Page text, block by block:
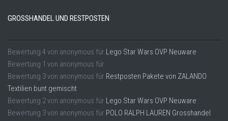
GROSSHANDEL UND RESTPOSTEN
Bewertung 4 von anonymous für Lego Star Wars OVP Neuware
Bewertung 1 von anonymous für
Bewertung 3von anonymous für Restposten Pakete von ZALANDO
Textilien bunt gemischt
Bewertung 2von anonymous für Lego Star Wars OVP Neuware
Bewertung 3von anonymous für POLO RALPH LAUREN Grosshandel